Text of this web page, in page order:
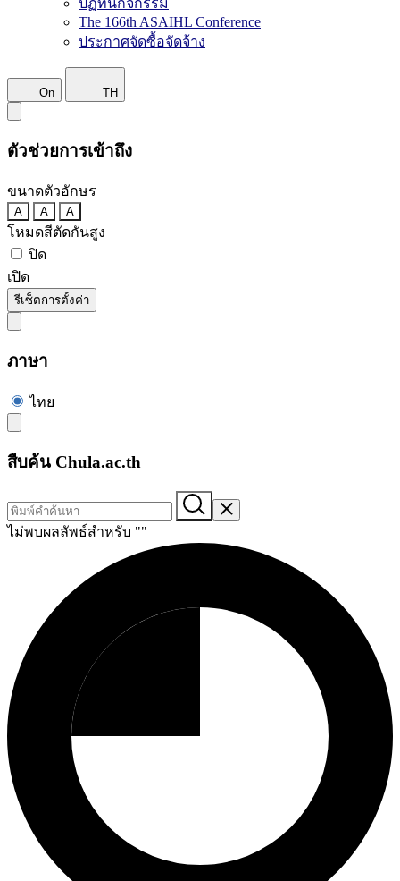
ปฏิทินกิจกรรม
The 166th ASAIHL Conference
ประกาศจัดซื้อจัดจ้าง
On TH
ตัวช่วยการเข้าถึง
ขนาดตัวอักษร
A A A
โหมดสีตัดกันสูง
ปิด
เปิด
รีเซ็ตการตั้งค่า
ภาษา
ไทย
สืบค้น Chula.ac.th
ไม่พบผลลัพธ์สำหรับ ""